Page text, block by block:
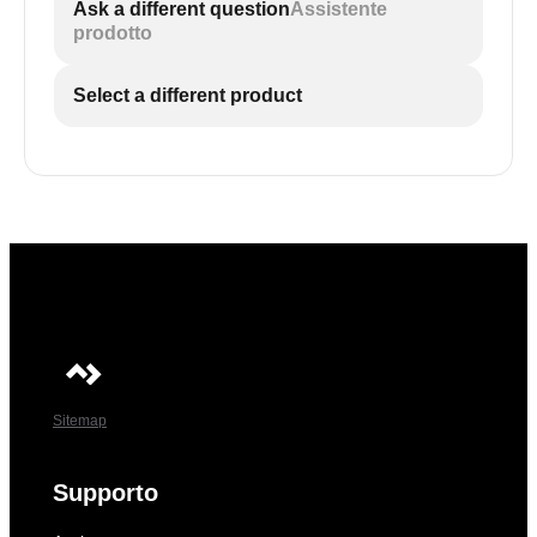
Ask a different questionAssistente
prodotto
Select a different product
Sitemap
Supporto